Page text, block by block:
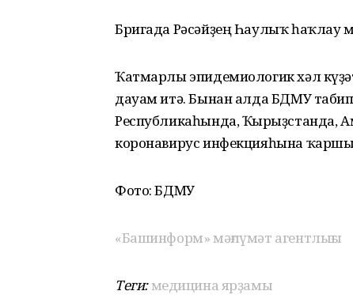
Бригада Рәсәйҙең Һаулыҡ һаҡлау
Ҡатмарлы эпидемиологик хәл
дауам итә. Бынан алда БДМУ
Республикаһында, Ҡырғыҙстанда,
коронавирус инфекцияһына
Фото: БДМУ
«Башинформ» мәғлүмәт агентлығы
Теги:медицина ярҙамы